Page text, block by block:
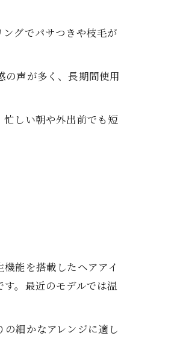
グでパサつきや枝毛が
声が多く、長期間使用
しい朝や外出前でも短
能を搭載したヘアアイ
。最近のモデルでは温
細かなアレンジに適し